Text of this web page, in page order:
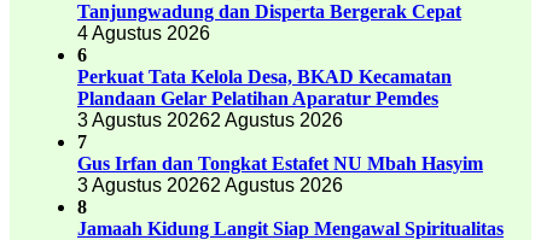
Tanjungwadung dan Disperta Bergerak Cepat
4 Agustus 2026
6
Perkuat Tata Kelola Desa, BKAD Kecamatan
Plandaan Gelar Pelatihan Aparatur Pemdes
3 Agustus 20262 Agustus 2026
7
Gus Irfan dan Tongkat Estafet NU Mbah Hasyim
3 Agustus 20262 Agustus 2026
8
Jamaah Kidung Langit Siap Mengawal Spiritualitas